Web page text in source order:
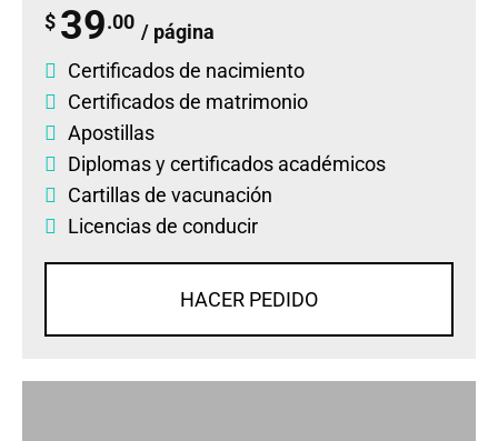
$ 39.00 / página
Certificados de nacimiento
Certificados de matrimonio
Apostillas
Diplomasycertificados académicos
Cartillas de vacunación
Licencias de conducir
HACER PEDIDO